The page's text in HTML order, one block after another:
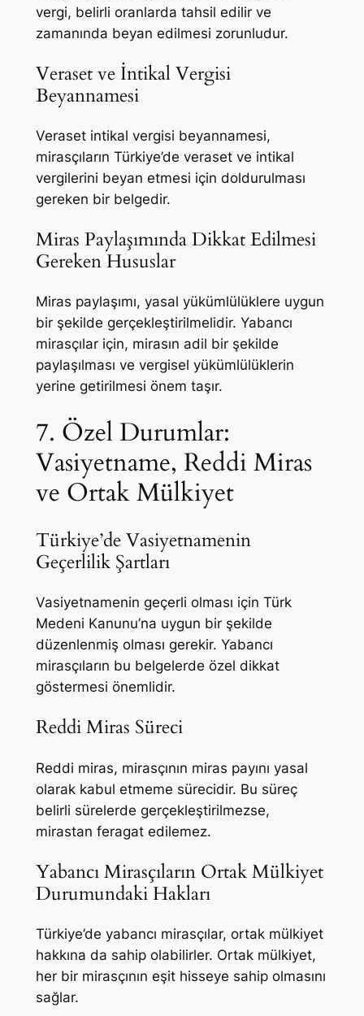
vergi, belirli oranlarda tahsil edilir ve
zamanında beyan edilmesi zorunludur.
Veraset ve İntikal Vergisi
Beyannamesi
Veraset intikal vergisi beyannamesi,
mirasçıların Türkiye’de veraset ve intikal
vergilerini beyan etmesi için doldurulması
gereken bir belgedir.
Miras Paylaşımında Dikkat Edilmesi
Gereken Hususlar
Miras paylaşımı, yasal yükümlülüklere uygun
bir şekilde gerçekleştirilmelidir. Yabancı
mirasçılar için, mirasın adil bir şekilde
paylaşılması ve vergisel yükümlülüklerin
yerine getirilmesi önem taşır.
7. Özel Durumlar:
Vasiyetname, Reddi Miras
ve Ortak Mülkiyet
Türkiye’de Vasiyetnamenin
Geçerlilik Şartları
Vasiyetnamenin geçerli olması için Türk
Medeni Kanunu’na uygun bir şekilde
düzenlenmiş olması gerekir. Yabancı
mirasçıların bu belgelerde özel dikkat
göstermesi önemlidir.
Reddi Miras Süreci
Reddi miras, mirasçının miras payını yasal
olarak kabul etmeme sürecidir. Bu süreç
belirli sürelerde gerçekleştirilmezse,
mirastan feragat edilemez.
Yabancı Mirasçıların Ortak Mülkiyet
Durumundaki Hakları
Türkiye’de yabancı mirasçılar, ortak mülkiyet
hakkına da sahip olabilirler. Ortak mülkiyet,
her bir mirasçının eşit hisseye sahip olmasını
sağlar.